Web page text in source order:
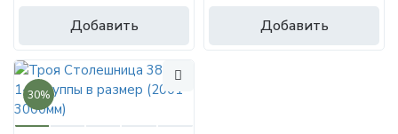
Добавить Добавить
30%